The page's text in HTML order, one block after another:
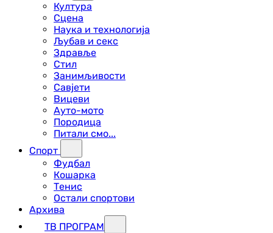
Култура
Сцена
Наука и технологија
Љубав и секс
Здравље
Стил
Занимљивости
Савјети
Вицеви
Ауто-мото
Породица
Питали смо...
Спорт
Фудбал
Кошарка
Тенис
Остали спортови
Архива
ТВ ПРОГРАМ